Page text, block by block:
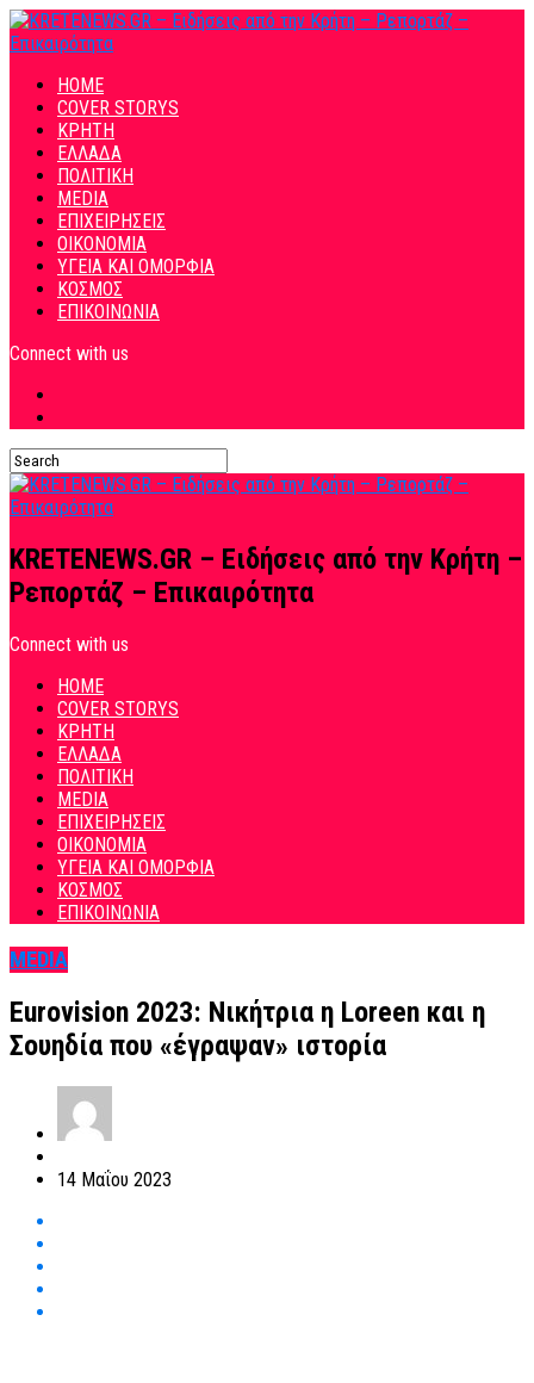
HOME
COVER STORYS
ΚΡΗΤΗ
ΕΛΛΑΔΑ
ΠΟΛΙΤΙΚΗ
MEDIA
ΕΠΙΧΕΙΡΗΣΕΙΣ
ΟΙΚΟΝΟΜΙΑ
ΥΓΕΙΑ ΚΑΙ ΟΜΟΡΦΙΑ
ΚΟΣΜΟΣ
ΕΠΙΚΟΙΝΩΝΙΑ
Connect with us
KRETENEWS.GR – Ειδήσεις από την Κρήτη –
Ρεπορτάζ – Επικαιρότητα
Connect with us
HOME
COVER STORYS
ΚΡΗΤΗ
ΕΛΛΑΔΑ
ΠΟΛΙΤΙΚΗ
MEDIA
ΕΠΙΧΕΙΡΗΣΕΙΣ
ΟΙΚΟΝΟΜΙΑ
ΥΓΕΙΑ ΚΑΙ ΟΜΟΡΦΙΑ
ΚΟΣΜΟΣ
ΕΠΙΚΟΙΝΩΝΙΑ
MEDIA
Eurovision 2023: Νικήτρια η Loreen και η
Σουηδία που «έγραψαν» ιστορία
14 Μαΐου 2023